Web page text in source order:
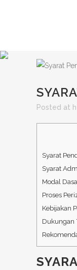
Posted at h
Syarat
Syarat
Modal
Proses
Kebijakan
Dukungan